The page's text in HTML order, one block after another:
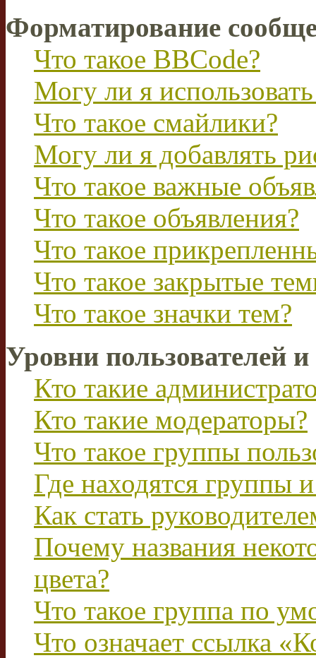
Форматирование
Что такое BBCode?
Могу ли я
Что такое смайлики?
Могу ли я добавлять
Что такое важные
Что такое объявления?
Что такое
Что такое закрытые
Что такое значки тем?
Уровни пользователей
Кто такие
Кто такие модераторы?
Что такое группы
Где находятся группы
Как стать
Почему названия
цвета?
Что такое группа по
Что означает ссылка